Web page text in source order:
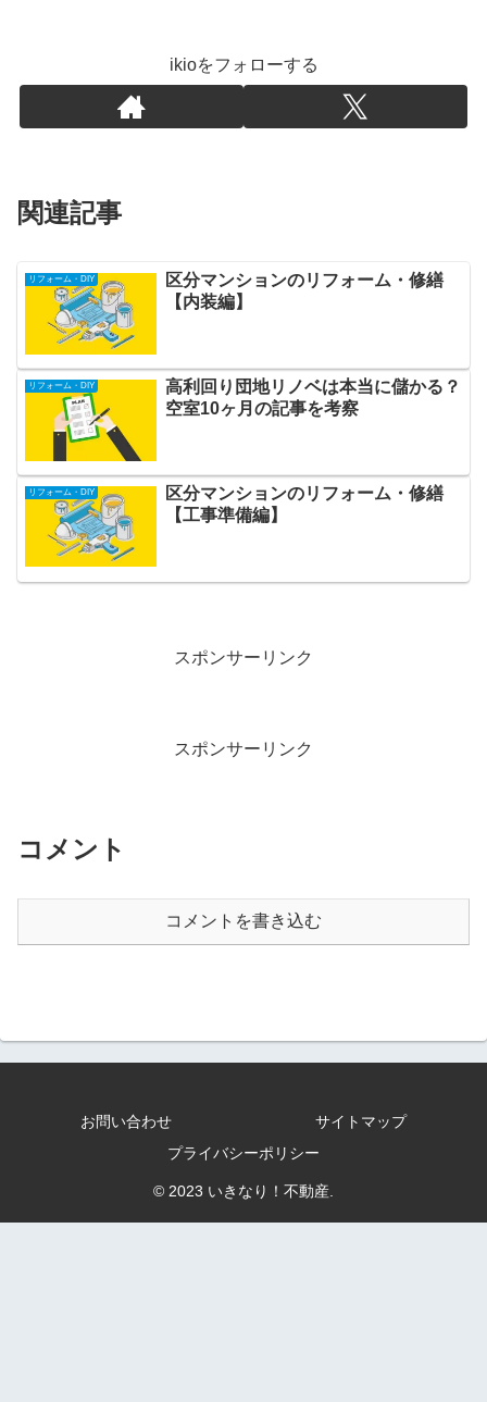
ikioをフォローする
関連記事
リフォーム・DIY
区分マンションのリフォーム・修繕
【内装編】
リフォーム・DIY
高利回り団地リノベは本当に儲かる？
空室10ヶ月の記事を考察
リフォーム・DIY
区分マンションのリフォーム・修繕
【工事準備編】
スポンサーリンク
スポンサーリンク
コメント
コメントを書き込む
お問い合わせ
サイトマップ
プライバシーポリシー
© 2023 いきなり！不動産.